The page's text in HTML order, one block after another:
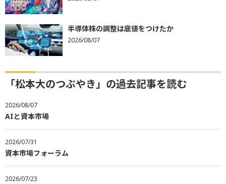
半導体株の調整は底値をつけたか
2026/08/07
「松本大のつぶやき」の過去記事を読む
2026/08/07
AIと資本市場
2026/07/31
資本市場フォーラム
2026/07/23